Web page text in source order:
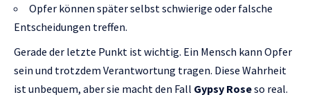
Opfer können später selbst schwierige oder falsche
Entscheidungen treffen.
Gerade der letzte Punkt ist wichtig. Ein Mensch kann Opfer
sein und trotzdem Verantwortung tragen. Diese Wahrheit
ist unbequem, aber sie macht den Fall Gypsy Roseso real.